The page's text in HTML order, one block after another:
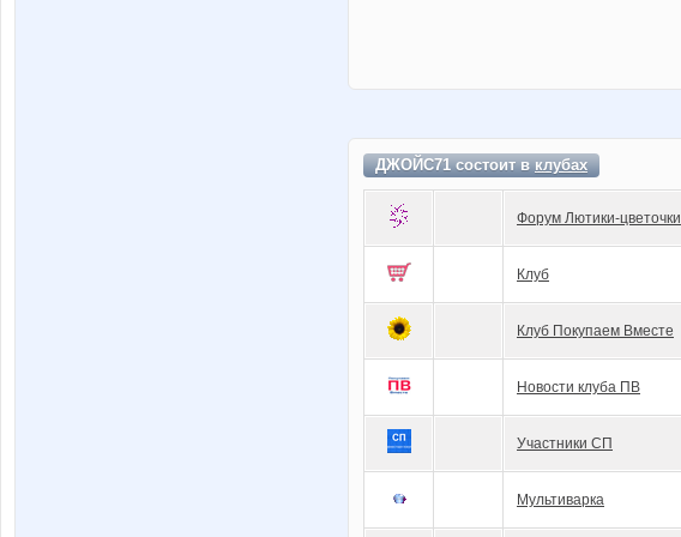
ДЖОЙС71 состоит вклубах
Форум Лютики-цветочки
Клуб
Клуб Покупаем Вместе
Новости клуба ПВ
Участники СП
Мультиварка